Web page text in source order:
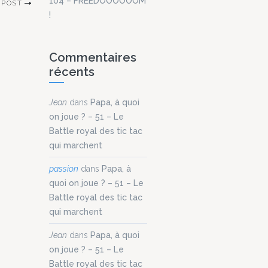
!
Commentaires
récents
Jean dans Papa, à quoi
on joue ? – 51 – Le
Battle royal des tic tac
qui marchent
passion dans Papa, à
quoi on joue ? – 51 – Le
Battle royal des tic tac
qui marchent
Jean dans Papa, à quoi
on joue ? – 51 – Le
Battle royal des tic tac